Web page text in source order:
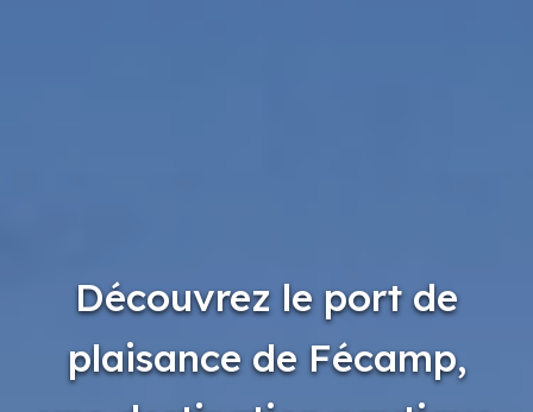
Découvrez le port de
plaisance de Fécamp,